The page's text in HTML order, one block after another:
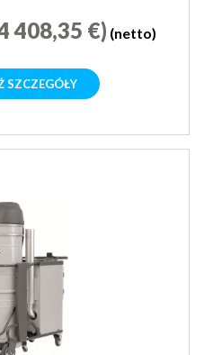
408,35 €) (netto)
SZCZEGÓŁY